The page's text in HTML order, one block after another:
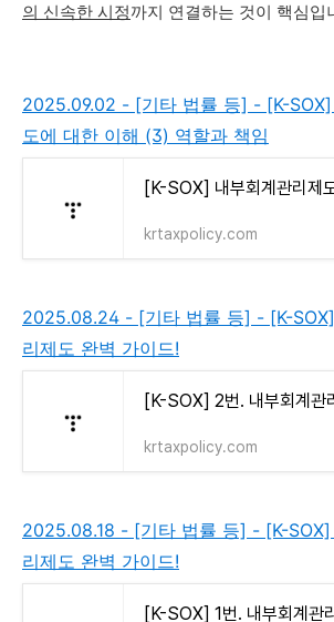
의 신속한 시정까지 연결하는 것이 핵심입
2025.09.02 - [기타 법률 등] - [K-SOX]
도에 대한 이해 (3) 역할과 책임
krtaxpolicy.com
2025.08.24 - [기타 법률 등] - [K-
리제도 완벽 가이드!
krtaxpolicy.com
2025.08.18 - [기타 법률 등] - [K-SOX]
리제도 완벽 가이드!
[K-SOX] 1번. 내부회계관